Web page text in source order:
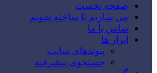
صفحه نخست
می سازیم تا ساخته شویم
تماس با ما
ابزار ها
پیوندهای سایت
جستجوی پیشرفته